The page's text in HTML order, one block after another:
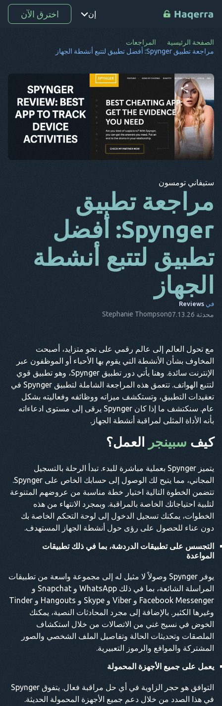
إن
نقطة
رو
دي
س ف
كو
ب غ
جـ
دا
إنه
إيس
نقطة
هو
اخترق الآن
الصفحة الرئيسية
المراجعات
مراجعة تطبيق Spynger: أفضل تطبيق لتتبع أنشطة الجهاز
شارك هذه المقالة
تويتر فيسبوك نسخ الرابط
ستيفاني تومسون
مراجعة تطبيق
Spynger: أفضل
تطبيق لتتبع أنشطة
الجهاز
في Reviews
محدثة 07.13.26 Stephanie Thompson
مع تحول العالم إلى عالم رقمي على نحو متزايد، أصبحت
المخاوف بشأن الأنشطة التي يقوم بها الأحباء أو الموظفون عبر
الإنترنت سائدة. وهنا يأتي دور تطبيق Spynger، وهو تطبيق قوي
لتتبع الهواتف. تتعمق هذه المراجعة الشاملة لتطبيق Spynger في
تعقيدات التطبيق، وتستكشف ميزاته ووظائفه وفعاليته بشكل
عام. سنكتشف ما إذا كان Spynger يرقى إلى مستوى ادعاءاته
بأنه الأداة المثلى لمراقبة أنشطة الجهاز.
كيف سبينجر العمل؟
يتميز Spynger بعملية مباشرة للبدء. تبدأ الرحلة بالتسجيل
المجاني، مما يتيح لك الوصول إلى حسابك الخاص على Spynger.
تتضمن الخطوة التالية اختيار خطة مناسبة من عروضهم المتنوعة
لتلبية احتياجاتك الخاصة بالمراقبة. وبمجرد الانتهاء من هذه
الخطوات، يمكنك تسجيل الدخول إلى لوحة التحكم الخاصة بك
دون عناء للحصول على رؤى حول أنشطة الجهاز المستهدف.
التجسس على تطبيقات الدردشة، بما في ذلك تطبيقات
المواعدة
يوفر Spynger وصولاً لا مثيل له إلى مجموعة واسعة من تطبيقات
المراسلة الشائعة، بما في ذلك WhatsApp و Snapchat و
Facebook Messenger و Viber و Skype و Hangouts و Tinder
وغيرها الكثير. بالإضافة إلى مجرد المحادثات النصية، يمكنك
الخوض في نسيج غني من الاتصالات من خلال استكشاف
الملصقات وتحديثات الحالة وتفاصيل الملف الشخصي والصور
المشتركة والمواقع والرموز التعبيرية.
يعمل على جميع الأجهزة المحمولة
التوافق هو حجر الزاوية في أي حل مراقبة فعال. يتفوق Spynger
في هذا الصدد من خلال دعم جميع الأجهزة المحمولة الحديثة.